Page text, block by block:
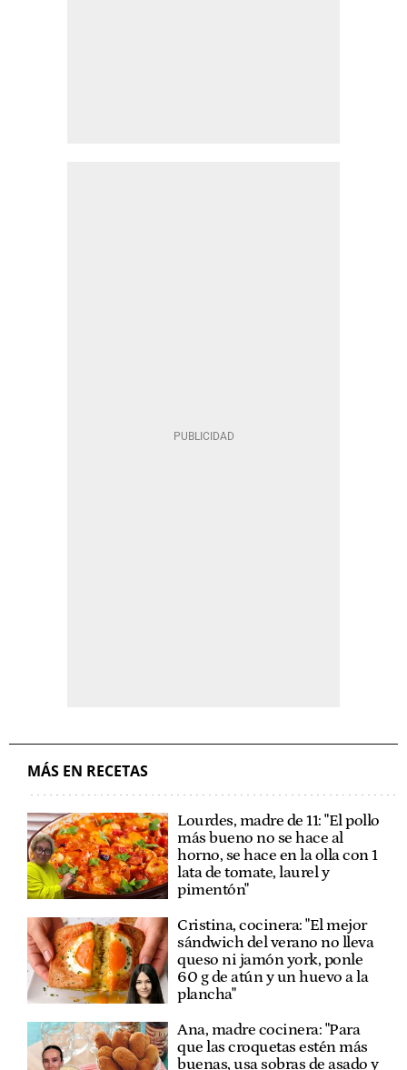
MÁS EN RECETAS
Lourdes, madre de 11: "El pollo
más bueno no se hace al
horno, se hace en la olla con 1
lata de tomate, laurel y
pimentón"
Cristina, cocinera: "El mejor
sándwich del verano no lleva
queso ni jamón york, ponle
60 g de atún y un huevo a la
plancha"
Ana, madre cocinera: "Para
que las croquetas estén más
buenas, usa sobras de asado y